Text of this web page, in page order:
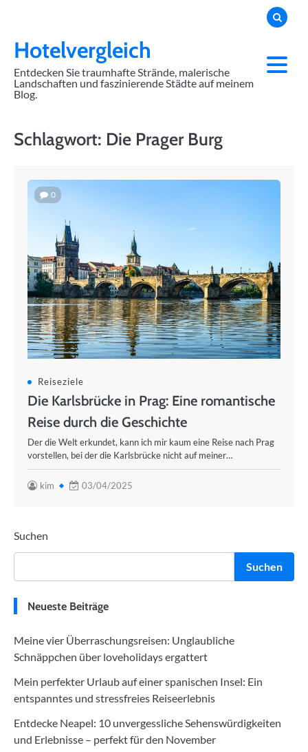
contentHotelvergleich
Entdecken Sie traumhafte Strände, malerische
Landschaften und faszinierende Städte auf meinem
Blog.
Schlagwort: Die Prager Burg
0
Reiseziele
Die Karlsbrücke in Prag: Eine romantische
Reise durch die Geschichte
Der die Welt erkundet, kann ich mir kaum eine Reise nach Prag
vorstellen, bei der die Karlsbrücke nicht auf meiner…
kim 03/04/2025
Suchen
Suchen
Neueste Beiträge
Meine vier Überraschungsreisen: Unglaubliche
Schnäppchen über loveholidays ergattert
Mein perfekter Urlaub auf einer spanischen Insel: Ein
entspanntes und stressfreies Reiseerlebnis
Entdecke Neapel: 10 unvergessliche Sehenswürdigkeiten
und Erlebnisse – perfekt für den November